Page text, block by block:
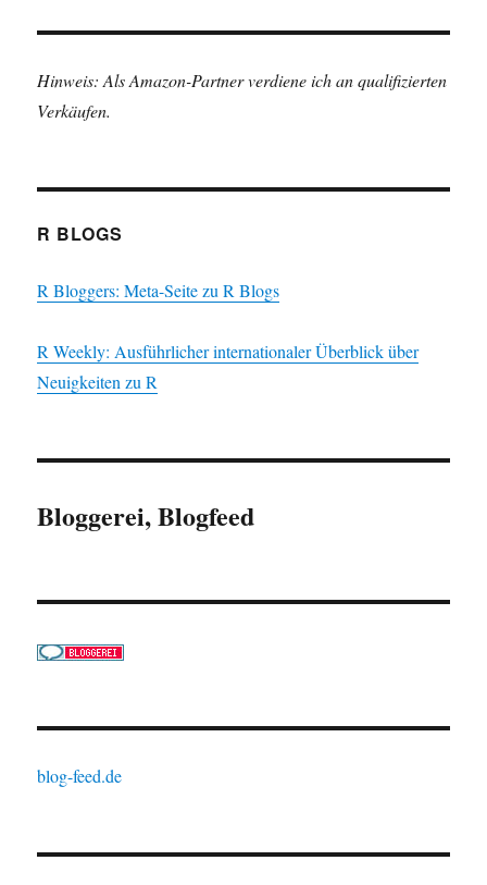
Hinweis: Als Amazon-Partner verdiene ich an qualifizierten
Verkäufen.
R BLOGS
R Bloggers: Meta-Seite zu R Blogs
R Weekly: Ausführlicher internationaler Überblick über
Neuigkeiten zu R
Bloggerei, Blogfeed
blog-feed.de